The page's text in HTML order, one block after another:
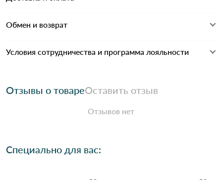
Обмен и возврат
Условия сотрудничества и программа лояльности
Отзывы о товареОставить отзыв
Отзывов нет
Специально для вас: